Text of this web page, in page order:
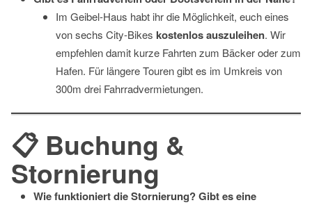
Im Geibel-Haus habt ihr die Möglichkeit, euch eines
von sechs City-Bikes kostenlosauszuleihen. Wir
empfehlen damit kurze Fahrten zum Bäcker oder zum
Hafen. Für längere Touren gibt es im Umkreis von
300m drei Fahrradvermietungen.
📋 Buchung &
Stornierung
Wie funktioniert die Stornierung? Gibt es eine